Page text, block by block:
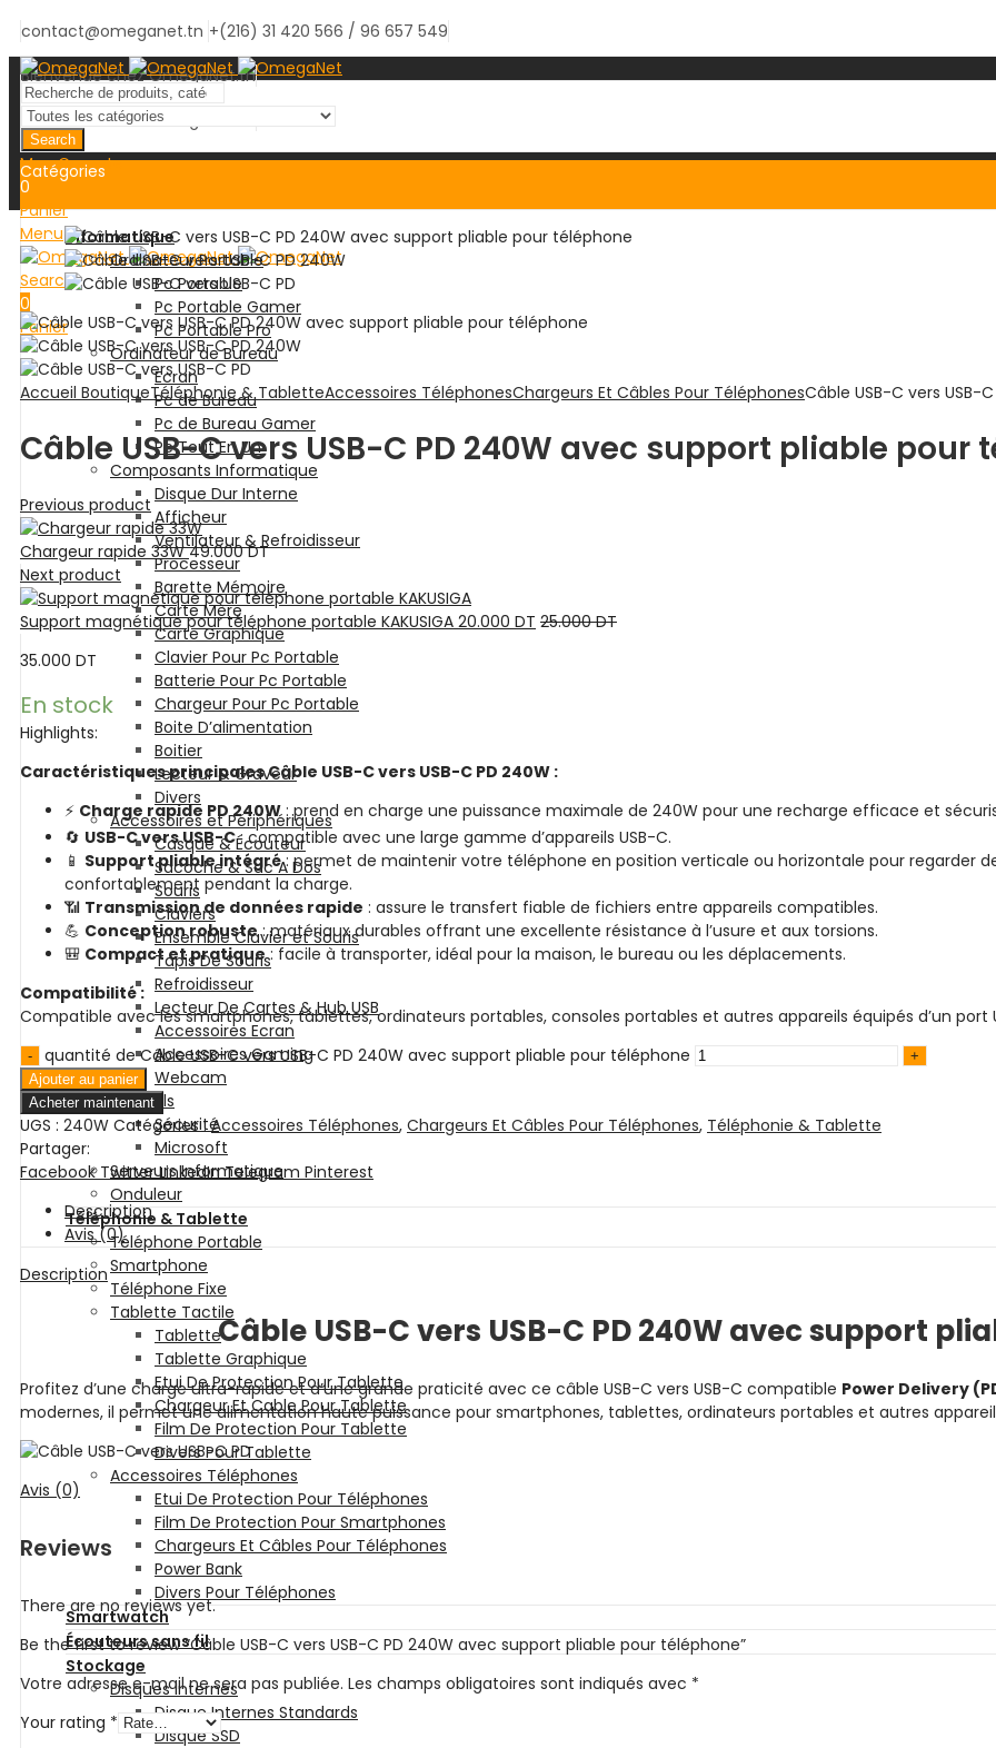
contact@omeganet.tn +(216) 31 420 566 / 96 657 549
Bienvenue chez OmegaNet.tn
Bienvenue chez OmegaNet.tn
Search
Mon Compte
0
Panier
Menu
Search
0
Panier
Catégories
Informatique
Ordinateur Portable
Pc Portable
Pc Portable Gamer
Pc Portable Pro
Ordinateur de Bureau
Ecran
Pc de Bureau
Pc de Bureau Gamer
Pc Tout En Un
Composants Informatique
Disque Dur Interne
Afficheur
Ventilateur & Refroidisseur
Processeur
Barette Mémoire
Carte Mère
Carte Graphique
Clavier Pour Pc Portable
Batterie Pour Pc Portable
Chargeur Pour Pc Portable
Boite D’alimentation
Boitier
Lecteur & Graveur
Divers
Accessoires et Périphériques
Casque & Écouteur
Sacoche & Sac A Dos
Souris
Claviers
Ensemble Clavier et Souris
Tapis De Souris
Refroidisseur
Lecteur De Cartes & Hub USB
Accessoires Ecran
Accessoires Gaming
Webcam
Logiciels
Sécurité
Microsoft
Serveurs Informatique
Onduleur
Téléphonie & Tablette
Téléphone Portable
Smartphone
Téléphone Fixe
Tablette Tactile
Tablette
Tablette Graphique
Etui De Protection Pour Tablette
Chargeur Et Cable Pour Tablette
Film De Protection Pour Tablette
Divers Pour Tablette
Accessoires Téléphones
Etui De Protection Pour Téléphones
Film De Protection Pour Smartphones
Chargeurs Et Câbles Pour Téléphones
Power Bank
Divers Pour Téléphones
Smartwatch
Écouteurs sans fil
Stockage
Disques Internes
Disque Internes Standards
Disque SSD
Accueil BoutiqueTéléphonie & TabletteAccessoires TéléphonesChargeurs Et Câbles Pour TéléphonesCâble USB-C vers
Câble USB-C vers USB-C PD 240W avec support pliable pour
Previous product
Chargeur rapide 33W49.000DT
Next product
Support magnétique pour téléphone portable KAKUSIGA 20.000 DT 25.000DT
35.000 DT
En stock
Highlights:
Caractéristiques principalesCâble USB-C vers USB-C PD 240W :
⚡ Charge rapide PD 240W: prend en charge une puissance maximale de 240W pour une recharge efficace et
🔄 USB-C vers USB-C: compatible avec une large gamme d’appareils USB-C.
📱 Support pliable intégré: permet de maintenir votre téléphone en position verticale ou horizontale pour regarder
confortablement pendant la charge.
📶 Transmission de données rapide : assure le transfert fiable de fichiers entre appareils compatibles.
💪 Conception robuste: matériaux durables offrant une excellente résistance à l’usure et aux torsions.
🎒 Compact et pratique: facile à transporter, idéal pour la maison, le bureau ou les déplacements.
Compatibilité :
Compatible avec les smartphones, tablettes, ordinateurs portables, consoles portables et autres appareils équipés d’un port
quantité de Câble USB-C vers USB-C PD 240W avec support pliable pour téléphone
Ajouter au panier
Acheter maintenant
UGS : 240W Catégories :Accessoires Téléphones, Chargeurs Et Câbles Pour Téléphones, Téléphonie & Tablette
Partager:
Facebook Twitter LinkedIn Telegram Pinterest
Description
Avis (0)
Description
Câble USB-C vers USB-C PD 240W avec support
Profitez d’une charge ultra-rapide et d’une grande praticité avec ce câble USB-C vers USB-C compatible Power Delivery
modernes, il permet une alimentation haute puissance pour smartphones, tablettes, ordinateurs portables et autres
Avis (0)
Reviews
There are no reviews yet.
Be the first to review “Câble USB-C vers USB-C PD 240W avec support pliable pour téléphone”
Votre adresse e-mail ne sera pas publiée. Les champs obligatoires sont indiqués avec *
Your rating *